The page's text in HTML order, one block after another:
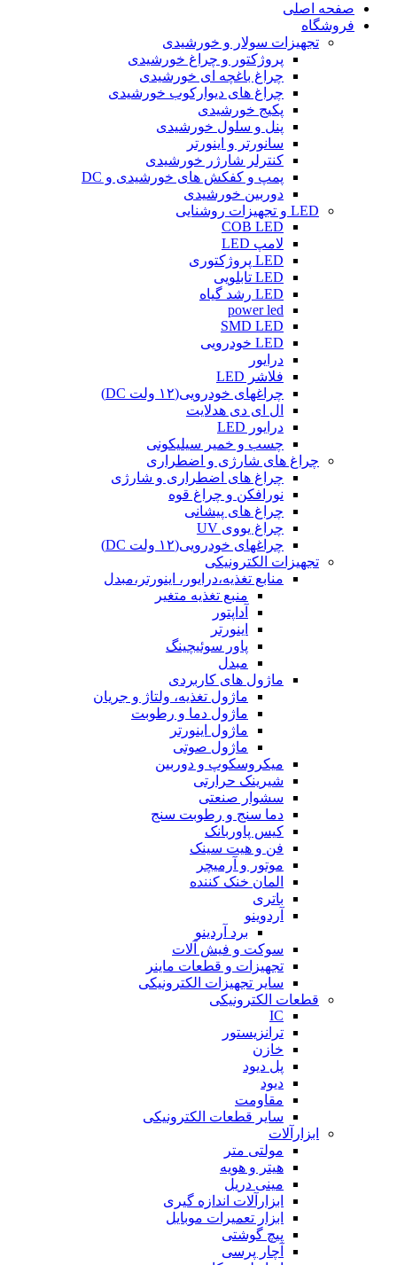
صفحه اصلی
فروشگاه
تجهیزات سولار و خورشیدی
پروژکتور و چراغ خورشیدی
چراغ باغچه ای خورشیدی
چراغ های دیوارکوب خورشیدی
پکیج خورشیدی
پنل و سلول خورشیدی
سانورتر و اینورتر
کنترلر شارژر خورشیدی
پمپ و کفکش های خورشیدی و DC
دوربین خورشیدی
LED و تجهیزات روشنایی
COB LED
لامپ LED
LED پروژکتوری
LED تابلویی
LED رشد گیاه
power led
SMD LED
LED خودرویی
درایور
فلاشر LED
چراغهای خودرویی(۱۲ ولت DC)
ال ای دی هدلایت
درایور LED
چسب و خمیر سیلیکونی
چراغ های شارژی و اضطراری
چراغ های اضطراری و شارژی
نورافکن و چراغ قوه
چراغ های پیشانی
چراغ یووی UV
چراغهای خودرویی(۱۲ ولت DC)
تجهیزات الکترونیکی
منابع تغذیه،درایور، اینورتر،مبدل
منبع تغذیه متغیر
آداپتور
اینورتر
پاور سوئیچینگ
مبدل
ماژول های کاربردی
ماژول تغذیه، ولتاژ و جریان
ماژول دما و رطوبت
ماژول اینورتر
ماژول صوتی
میکروسکوپ و دوربین
شیرینک حرارتی
سشوار صنعتی
دما سنج و رطوبت سنج
کیس پاوربانک
فن و هیت سینک
موتور و آرمیچر
المان خنک کننده
باتری
آردوینو
برد آردینو
سوکت و فیش آلات
تجهیزات و قطعات ماینر
سایر تجهیزات الکترونیکی
قطعات الکترونیکی
IC
ترانزیستور
خازن
پل دیود
دیود
مقاومت
سایر قطعات الکترونیکی
ابزارآلات
مولتی متر
هیتر و هویه
مینی دریل
ابزارآلات اندازه گیری
ابزار تعمیرات موبایل
پیچ گوشتی
آچار پرسی